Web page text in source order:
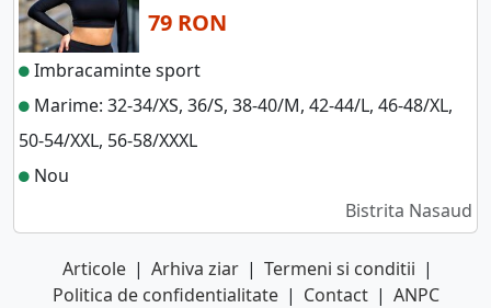
79 RON
Imbracaminte sport
Marime: 32-34/XS, 36/S, 38-40/M, 42-44/L, 46-48/XL,
50-54/XXL, 56-58/XXXL
Nou
Bistrita Nasaud
Articole | Arhiva ziar | Termeni si conditii |
Politica de confidentialitate | Contact | ANPC